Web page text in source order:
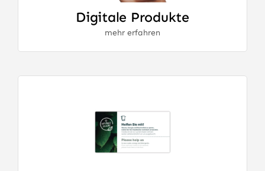
Digitale Produkte
mehr erfahren